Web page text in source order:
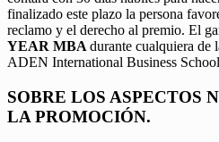
finalizado este plazo la persona
reclamo y el derecho al premio. El
YEAR MBA durante cualquiera de
ADEN International Business
SOBRE LOS ASPECTOS
LA PROMOCIÓN.